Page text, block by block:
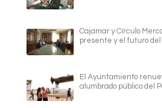
Cajamar y Círculo
presente y el futuro
El Ayuntamiento
alumbrado público del